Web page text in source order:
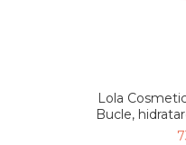
Lola
Bucle,